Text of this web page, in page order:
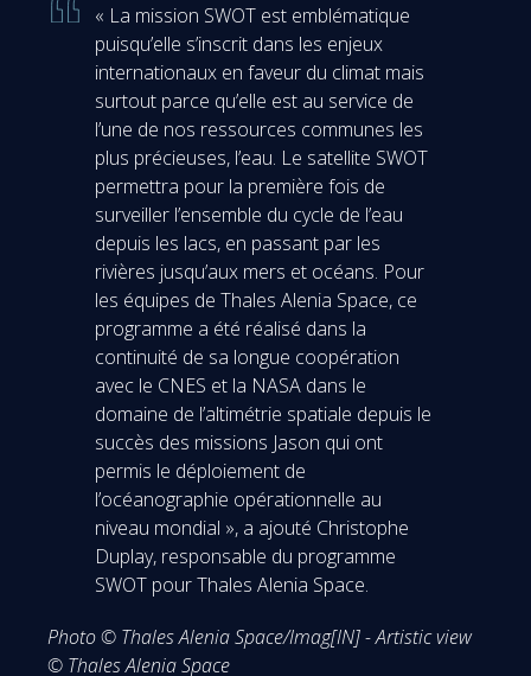
« La mission SWOT est emblématique
puisqu’elle s’inscrit dans les enjeux
internationaux en faveur du climat mais
surtout parce qu’elle est au service de
l’une de nos ressources communes les
plus précieuses, l’eau. Le satellite SWOT
permettra pour la première fois de
surveiller l’ensemble du cycle de l’eau
depuis les lacs, en passant par les
rivières jusqu’aux mers et océans. Pour
les équipes de Thales Alenia Space, ce
programme a été réalisé dans la
continuité de sa longue coopération
avec le CNES et la NASA dans le
domaine de l’altimétrie spatiale depuis le
succès des missions Jason qui ont
permis le déploiement de
l’océanographie opérationnelle au
niveau mondial », a ajouté Christophe
Duplay, responsable du programme
SWOT pour Thales Alenia Space.
Photo © Thales Alenia Space/Imag[IN] - Artistic view
© Thales Alenia Space